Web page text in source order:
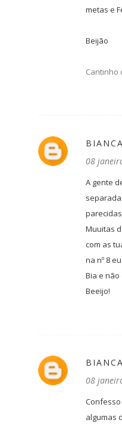
metas e
Beijão
Cantinho
08
A gente
Muuitas
com as
na nº 8
Bia e não
Beeijo!
08
algumas